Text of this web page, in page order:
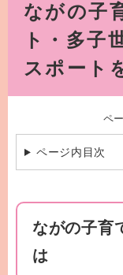
ながの子
ト・多子
スポート
ペ
ページ内目次
ながの子育
は